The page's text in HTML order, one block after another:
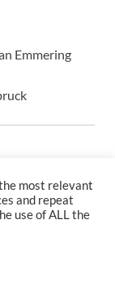
Emmering
most relevant
and repeat
use of ALL the